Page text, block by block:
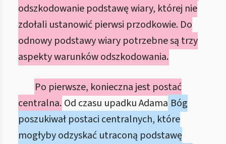
odszkodowanie podstawę wiary, której nie
zdołali ustanowić pierwsi przodkowie. Do
odnowy podstawy wiary potrzebne są trzy
aspekty warunków odszkodowania.
Po pierwsze, konieczna jest postać
centralna. Od czasu upadku Adama Bóg
poszukiwał postaci centralnych, które
mogłyby odzyskać utraconą podstawę